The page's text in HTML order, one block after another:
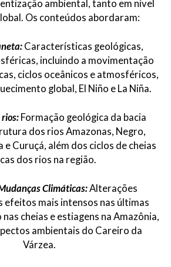
ambiental, tanto em nível
Os conteúdos abordaram:
Características geológicas,
incluindo a movimentação
ciclos oceânicos e atmosféricos,
global, El Niño e La Niña.
rios: Formação geológica da bacia
dos rios Amazonas, Negro,
Curuçá, além dos ciclos de cheias
dos rios na região.
Climáticas:Alterações
efeitos mais intensos nas últimas
cheias e estiagens na Amazônia,
ambientais do Careiro da
Várzea.